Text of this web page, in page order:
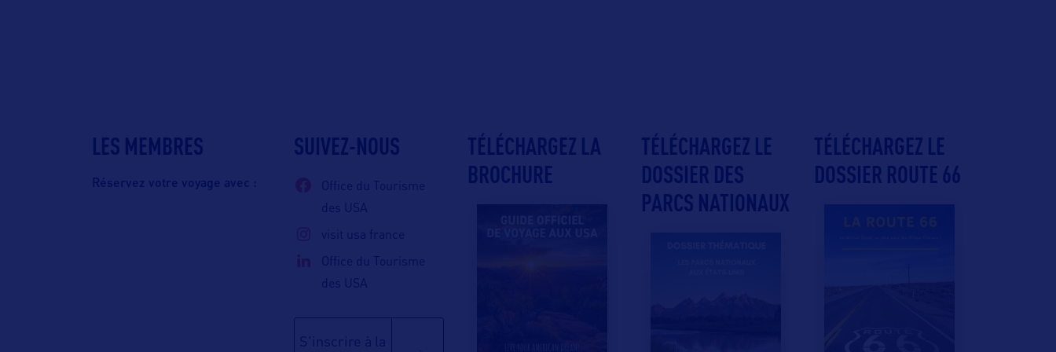
LES MEMBRES
Réservez votre voyage avec :
SUIVEZ-NOUS
Office du Tourisme
des USA
visit usa france
Office du Tourisme
des USA
S'inscrire à la
TÉLÉCHARGEZ LA
BROCHURE
TÉLÉCHARGEZ LE
DOSSIER DES
PARCS NATIONAUX
TÉLÉCHARGEZ LE
DOSSIER ROUTE 66